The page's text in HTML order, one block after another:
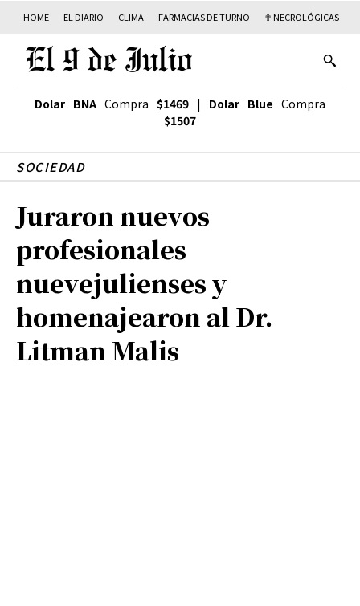
HOME EL DIARIO CLIMA FARMACIAS DE TURNO ✟ NECROLÓGICAS
Dolar BNA Compra $1469 | Dolar Blue Compra
$1507
SOCIEDAD
Juraron nuevos
profesionales
nuevejulienses y
homenajearon al Dr.
Litman Malis